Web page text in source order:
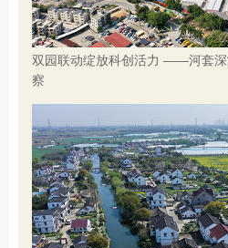
双园联动绽放科创活力 ——河套深
察